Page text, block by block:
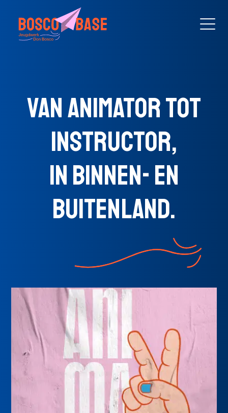
VAN ANIMATOR TOT
INSTRUCTOR,
IN BINNEN- EN
BUITENLAND.